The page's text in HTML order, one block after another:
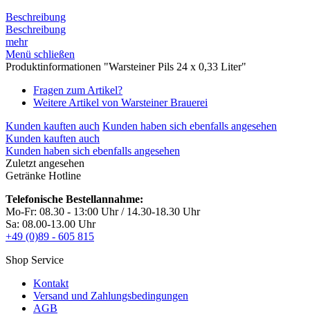
Beschreibung
Beschreibung
mehr
Menü schließen
Produktinformationen "Warsteiner Pils 24 x 0,33 Liter"
Fragen zum Artikel?
Weitere Artikel von Warsteiner Brauerei
Kunden kauften auch Kunden haben sich ebenfalls angesehen
Kunden kauften auch
Kunden haben sich ebenfalls angesehen
Zuletzt angesehen
Getränke Hotline
Telefonische Bestellannahme:
Mo-Fr: 08.30 - 13:00 Uhr / 14.30-18.30 Uhr
Sa: 08.00-13.00 Uhr
+49 (0)89 - 605 815
Shop Service
Kontakt
Versand und Zahlungsbedingungen
AGB